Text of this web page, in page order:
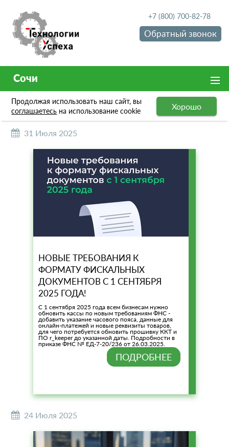
+7 (800) 700-82-78
Обратный звонок
Сочи
Продолжая использовать наш сайт, вы
соглашаетесь на использование cookie Хорошо
НОВОСТИ
31 Июля 2025
НОВЫЕ ТРЕБОВАНИЯ К
ФОРМАТУ ФИСКАЛЬНЫХ
ДОКУМЕНТОВ С 1 СЕНТЯБРЯ
2025 ГОДА!
С 1 сентября 2025 года всем бизнесам нужно
обновить кассы по новым требованиям ФНС -
добавить указание часового пояса, данные для
онлайн-платежей и новые реквизиты товаров,
для чего потребуется обновить прошивку ККТ и
ПО r_keeper до указанной даты. Подробности в
приказе ФНС № ЕД-7-20/236 от 26.03.2025.
ПОДРОБНЕЕ
24 Июля 2025